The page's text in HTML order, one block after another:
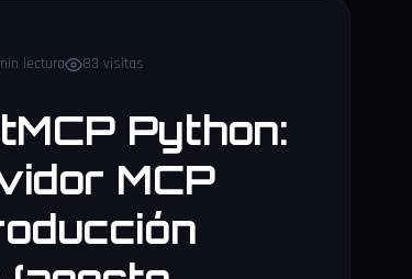
lectura 83 visitas
Python:
MCP